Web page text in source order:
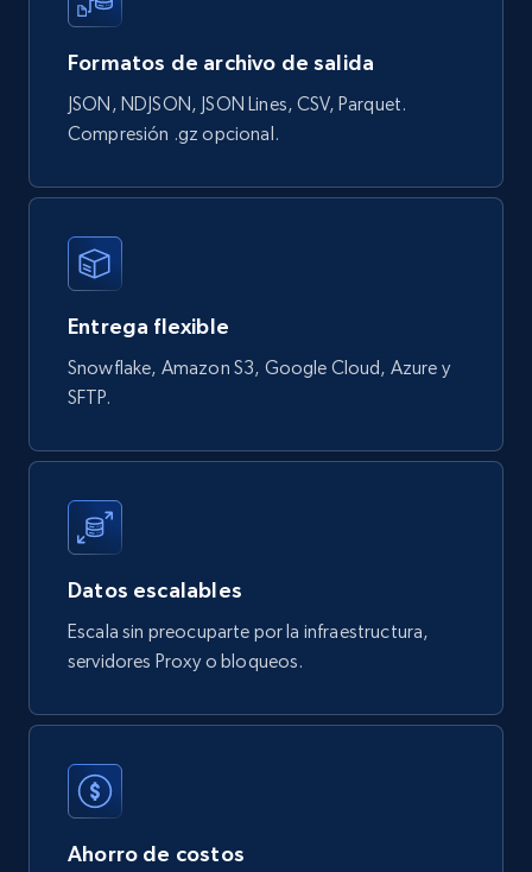
Wayfair products
URL, Product id, Title, Rating, Reviews count,
Initial price, Discount, Final price, and more.
eCommerce
822+
Digikey - Products
Description, Manufacturer, Manufacturer url,
eCommerce
mercadolivre.com.br products
URL, Product id, Title, Breadcrumbs, Category,
Tags, Final price, Original price, and more.
eCommerce
Formatos de archivo de salida
JSON, NDJSON, JSON Lines, CSV, Parquet.
Compresión .gz opcional.
Entrega flexible
Snowflake, Amazon S3, Google Cloud, Azure y
SFTP.
Datos escalables
Escala sin preocuparte por la infraestructura,
servidores Proxy o bloqueos.
Ahorro de costos